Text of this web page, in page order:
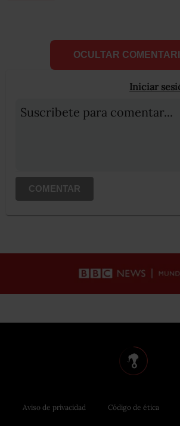
OCULTAR
Iniciar
Suscribete para comentar...
COMENTAR
Aviso de privacidad Código de ética